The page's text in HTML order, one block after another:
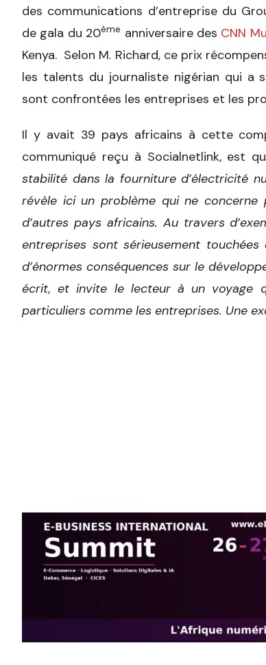
des communications d’entreprise du
de gala du 20ème anniversaire des CNN
Kenya. Selon M. Richard, ce prix
les talents du journaliste nigérian qui a
sont confrontées les entreprises et les
Il y avait 39 pays africains à cette
communiqué reçu à Socialnetlink, est
stabilité dans la fourniture d’électricité
révèle ici un problème qui ne concerne
d’autres pays africains. Au travers
entreprises sont sérieusement
d’énormes conséquences sur le
écrit, et invite le lecteur à un voyage
particuliers comme les entreprises. Une